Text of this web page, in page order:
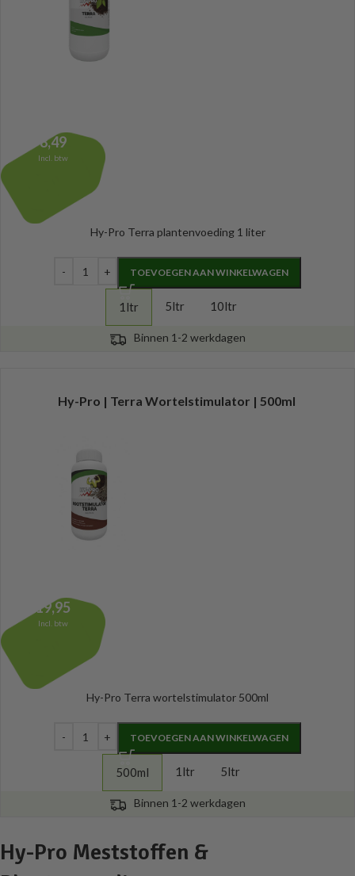
8,49
Incl. btw
Hy-Pro Terra plantenvoeding 1 liter
TOEVOEGEN AAN WINKELWAGEN
1ltr 5ltr 10ltr
Binnen 1-2 werkdagen
Hy-Pro | Terra Wortelstimulator | 500ml
19,95
Incl. btw
Hy-Pro Terra wortelstimulator 500ml
TOEVOEGEN AAN WINKELWAGEN
500ml 1ltr 5ltr
Binnen 1-2 werkdagen
Hy-Pro Meststoffen &